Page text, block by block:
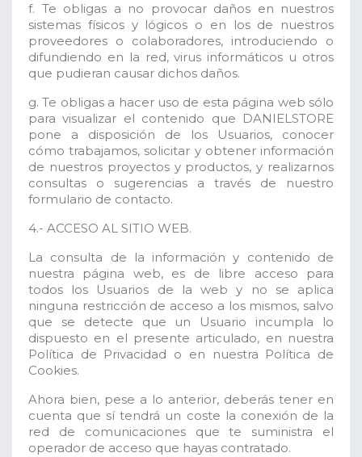
f. Te obligas a no provocar daños en nuestros
sistemas físicos y lógicos o en los de nuestros
proveedores o colaboradores, introduciendo o
difundiendo en la red, virus informáticos u otros
que pudieran causar dichos daños.
g. Te obligas a hacer uso de esta página web sólo
para visualizar el contenido que DANIELSTORE
pone a disposición de los Usuarios, conocer
cómo trabajamos, solicitar y obtener información
de nuestros proyectos y productos, y realizarnos
consultas o sugerencias a través de nuestro
formulario de contacto.
4.- ACCESO AL SITIO WEB.
La consulta de la información y contenido de
nuestra página web, es de libre acceso para
todos los Usuarios de la web y no se aplica
ninguna restricción de acceso a los mismos, salvo
que se detecte que un Usuario incumpla lo
dispuesto en el presente articulado, en nuestra
Política de Privacidad o en nuestra Política de
Cookies.
Ahora bien, pese a lo anterior, deberás tener en
cuenta que sí tendrá un coste la conexión de la
red de comunicaciones que te suministra el
operador de acceso que hayas contratado.